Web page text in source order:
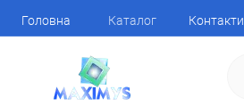
Головна Каталог Контакти